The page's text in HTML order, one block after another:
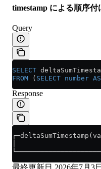
timestamp による順序
Query
SELECT
FROM ( SELECT number AS
Response
│